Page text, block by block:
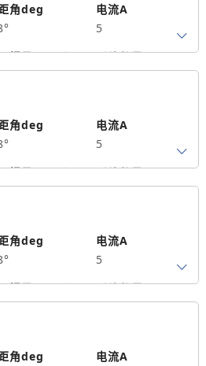
角deg
电流A
5
惯量g.cm²
引线数量
4
轴
65
角deg
电流A
5
惯量g.cm²
引线数量
4
轴
84
角deg
电流A
5
惯量g.cm²
引线数量
4
轴
100
角deg
电流A